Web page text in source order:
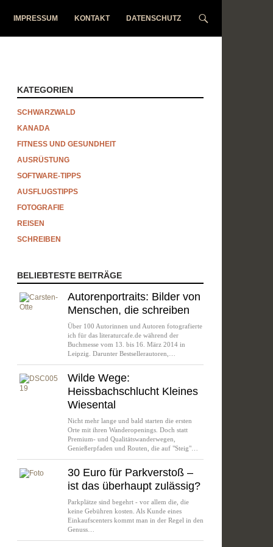
IMPRESSUM KONTAKT DATENSCHUTZ
KATEGORIEN
SCHWARZWALD
KANADA
FITNESS UND GESUNDHEIT
AUSRÜSTUNG
SOFTWARE-TIPPS
AUSFLUGSTIPPS
FOTOGRAFIE
REISEN
SCHREIBEN
BELIEBTESTE BEITRÄGE
Autorenportraits: Bilder von
Menschen, die schreiben
Über 100 Autorinnen und Autoren fotografierte
ich für das literaturcafe.de während der
Buchmesse vom 13. bis 16. März 2014 in
Leipzig. Darunter Bestsellerautoren,…
Wilde Wege:
Heissbachschlucht Kleines
Wiesental
Nicht mehr lange und bald starten die ersten
Orte mit ihren Wanderopenings. Doch statt
Premium- und Qualitätswanderwegen,
Genießerpfaden und Routen, die auf "Steig"…
30 Euro für Parkverstoß –
ist das überhaupt zulässig?
Parkplätze sind begehrt - vor allem die, die
keine Gebühren kosten. Als Kunde eines
Einkaufscenters kommt man in der Regel in den
Genuss…